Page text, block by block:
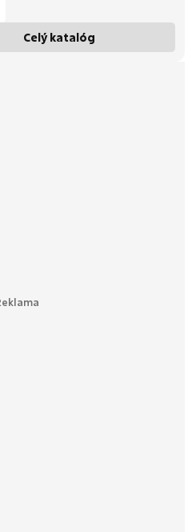
Celý katalóg